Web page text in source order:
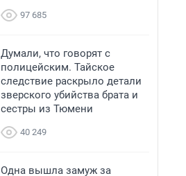
97 685
Думали, что говорят с
полицейским. Тайское
следствие раскрыло детали
зверского убийства брата и
сестры из Тюмени
40 249
Одна вышла замуж за